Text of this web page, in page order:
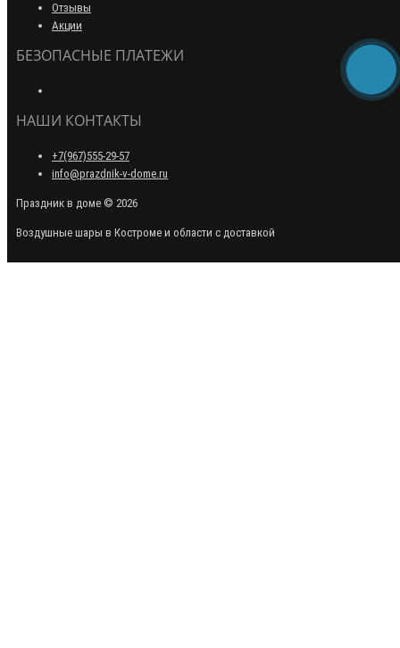
Отзывы
Акции
БЕЗОПАСНЫЕ ПЛАТЕЖИ
НАШИ КОНТАКТЫ
+7(967)555-29-57
info@prazdnik-v-dome.ru
Праздник в доме © 2026
Воздушные шары в Костроме и области с доставкой